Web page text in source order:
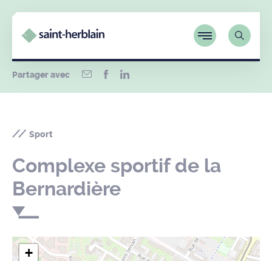
Partager avec
Sport
Complexe sportif de la
Bernardière
+